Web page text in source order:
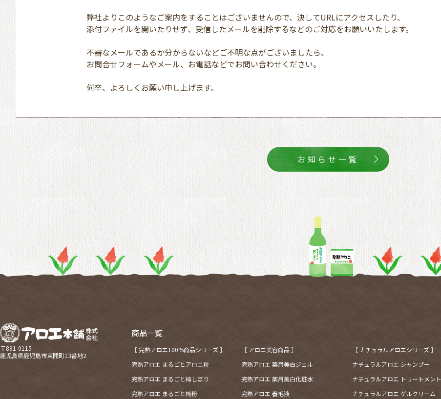
弊社よりこのようなご案内をすることはございませんので、決してURLにアクセスしたり、
添付ファイルを開いたりせず、受信したメールを削除するなどのご対応をお願いいたします。
不審なメールであるか分からないなどご不明な点がございましたら、
お問合せフォームやメール、お電話などでお問い合わせください。
何卒、よろしくお願い申し上げます。
お知らせ一覧
〒891-0115
鹿児島県鹿児島市東開町13番地2
商品一覧
［ 完熟アロエ100%商品シリーズ ］
完熟アロエ まるごとアロエ粒
完熟アロエ まるごと純しぼり
完熟アロエ まるごと純粉
［ アロエ美容商品 ］
完熟アロエ 薬用美白ジェル
完熟アロエ 薬用美白化粧水
完熟アロエ 養毛液
［ ナチュラルアロエシリーズ ］
ナチュラルアロエ シャンプー
ナチュラルアロエ トリートメント
ナチュラルアロエ ゲルクリーム